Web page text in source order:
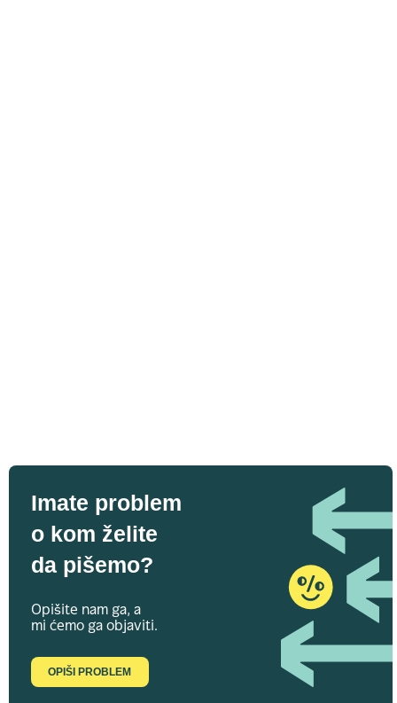
Imate problem
o kom želite
da pišemo?
Opišite nam ga, a
mi ćemo ga objaviti.
OPIŠI PROBLEM